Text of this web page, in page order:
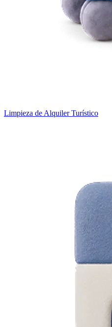
Limpieza de Alquiler Turístico